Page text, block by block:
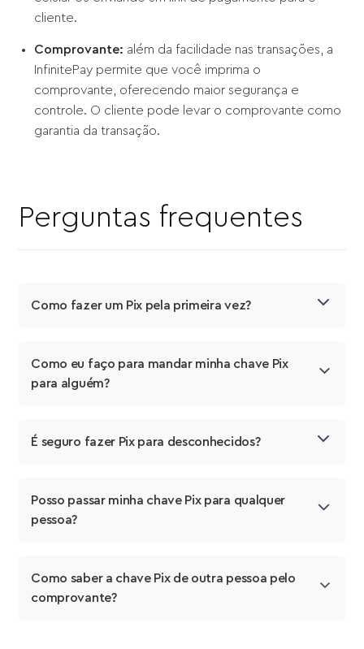
cliente.
Comprovante: além da facilidade nas transações, a
InfinitePay permite que você imprima o
comprovante, oferecendo maior segurança e
controle. O cliente pode levar o comprovante como
garantia da transação.
Perguntas frequentes
Como fazer um Pix pela primeira vez?
Como eu faço para mandar minha chave Pix
para alguém?
É seguro fazer Pix para desconhecidos?
Posso passar minha chave Pix para qualquer
pessoa?
Como saber a chave Pix de outra pessoa pelo
comprovante?